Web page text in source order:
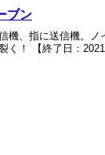
ブン
機、指に送信機。
く！ 【終了日：